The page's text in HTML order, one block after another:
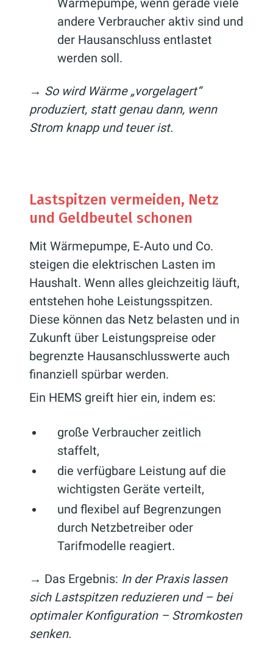
andere Verbraucher aktiv sind und
der Hausanschluss entlastet
werden soll.
→ So wird Wärme „vorgelagert“
produziert, statt genau dann, wenn
Strom knapp und teuer ist.
Lastspitzen vermeiden, Netz
und Geldbeutel schonen
Mit Wärmepumpe, E‑Auto und Co.
steigen die elektrischen Lasten im
Haushalt. Wenn alles gleichzeitig läuft,
entstehen hohe Leistungsspitzen.
Diese können das Netz belasten und in
Zukunft über Leistungspreise oder
begrenzte Hausanschlusswerte auch
finanziell spürbar werden.
Ein HEMS greift hier ein, indem es:
große Verbraucher zeitlich
staffelt,
die verfügbare Leistung auf die
wichtigsten Geräte verteilt,
und flexibel auf Begrenzungen
durch Netzbetreiber oder
Tarifmodelle reagiert.
→ Das Ergebnis: In der Praxis lassen
sich Lastspitzen reduzieren und – bei
optimaler Konfiguration – Stromkosten
senken.